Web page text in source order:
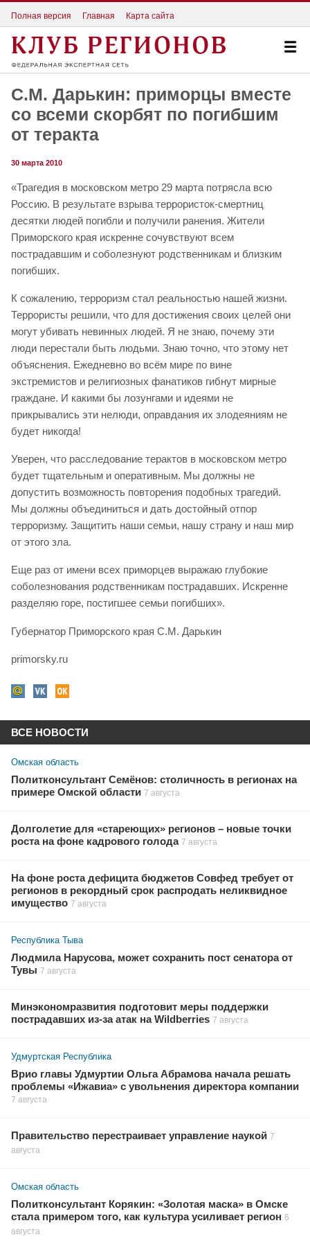
Полная версия Главная Карта сайта
С.М. Дарькин: приморцы вместе
со всеми скорбят по погибшим
от теракта
30 марта 2010
«Трагедия в московском метро 29 марта потрясла всю
Россию. В результате взрыва террористок-смертниц
десятки людей погибли и получили ранения. Жители
Приморского края искренне сочувствуют всем
пострадавшим и соболезнуют родственникам и близким
погибших.
К сожалению, терроризм стал реальностью нашей жизни.
Террористы решили, что для достижения своих целей они
могут убивать невинных людей. Я не знаю, почему эти
люди перестали быть людьми. Знаю точно, что этому нет
объяснения. Ежедневно во всём мире по вине
экстремистов и религиозных фанатиков гибнут мирные
граждане. И какими бы лозунгами и идеями не
прикрывались эти нелюди, оправдания их злодеяниям не
будет никогда!
Уверен, что расследование терактов в московском метро
будет тщательным и оперативным. Мы должны не
допустить возможность повторения подобных трагедий.
Мы должны объединиться и дать достойный отпор
терроризму. Защитить наши семьи, нашу страну и наш мир
от этого зла.
Еще раз от имени всех приморцев выражаю глубокие
соболезнования родственникам пострадавших. Искренне
разделяю горе, постигшее семьи погибших».
Губернатор Приморского края С.М. Дарькин
primorsky.ru
ВСЕ НОВОСТИ
Омская область
Политконсультант Семёнов: столичность в регионах на
примере Омской области 7 августа
Долголетие для «стареющих» регионов – новые точки
роста на фоне кадрового голода 7 августа
На фоне роста дефицита бюджетов Совфед требует от
регионов в рекордный срок распродать неликвидное
имущество 7 августа
Республика Тыва
Людмила Нарусова, может сохранить пост сенатора от
Тувы 7 августа
Минэкономразвития подготовит меры поддержки
пострадавших из-за атак на Wildberries 7 августа
Удмуртская Республика
Врио главы Удмуртии Ольга Абрамова начала решать
проблемы «Ижавиа» с увольнения директора компании
7 августа
Правительство перестраивает управление наукой 7
августа
Омская область
Политконсультант Корякин: «Золотая маска» в Омске
стала примером того, как культура усиливает регион 6
августа